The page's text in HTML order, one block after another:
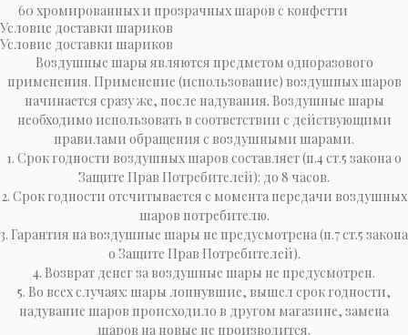
60 хромированных и прозрачных шаров с конфетти
Условие доставки шариков
Условие доставки шариков
Воздушные шары являются предметом одноразового
применения. Применение (использование) воздушных шаров
начинается сразу же, после надувания. Воздушные шары
необходимо использовать в соответствии с действующими
правилами обращения с воздушными шарами.
1. Срок годности воздушных шаров составляет (п.4 ст.5 закона о
Защите Прав Потребителей): до 8 часов.
2. Срок годности отсчитывается с момента передачи воздушных
шаров потребителю.
3. Гарантия на воздушные шары не предусмотрена (п.7 ст.5 закона
о Защите Прав Потребителей).
4. Возврат денег за воздушные шары не предусмотрен.
5. Во всех случаях: шары лопнувшие, вышел срок годности,
надувание шаров происходило в другом магазине, замена
шаров на новые не производится.